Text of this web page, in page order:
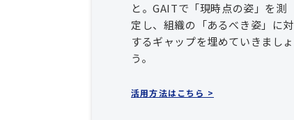
と。GAITで「現時点の姿」を測
定し、組織の「あるべき姿」に対
するギャップを埋めていきましょ
う。
活用方法はこちら >